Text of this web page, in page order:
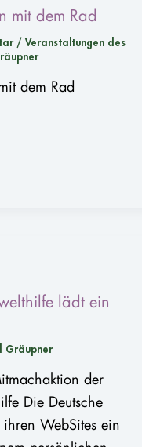
mit dem Rad
/ Veranstaltungen des
dem Rad
lädt ein
Gräupner
der
Die Deutsche
WebSites ein